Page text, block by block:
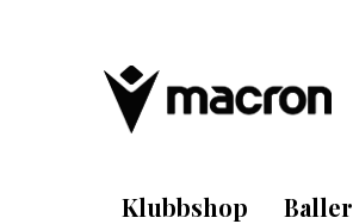
Klubbshop Baller